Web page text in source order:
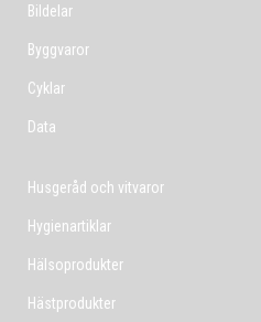
Bildelar
Byggvaror
Cyklar
Data
Husgeråd och vitvaror
Hygienartiklar
Hälsoprodukter
Hästprodukter